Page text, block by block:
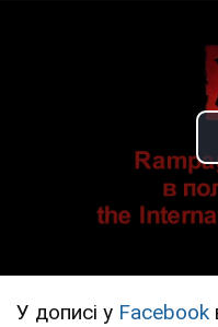
У дописі у Facebook